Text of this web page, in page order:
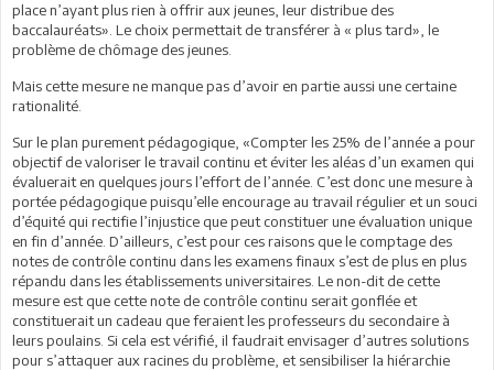
place n’ayant plus rien à offrir aux jeunes, leur distribue des
baccalauréats». Le choix permettait de transférer à « plus tard», le
problème de chômage des jeunes.
Mais cette mesure ne manque pas d’avoir en partie aussi une certaine
rationalité.
Sur le plan purement pédagogique, «Compter les 25% de l’année a pour
objectif de valoriser le travail continu et éviter les aléas d’un examen qui
évaluerait en quelques jours l’effort de l’année. C’est donc une mesure à
portée pédagogique puisqu’elle encourage au travail régulier et un souci
d’équité qui rectifie l’injustice que peut constituer une évaluation unique
en fin d’année. D’ailleurs, c’est pour ces raisons que le comptage des
notes de contrôle continu dans les examens finaux s’est de plus en plus
répandu dans les établissements universitaires. Le non-dit de cette
mesure est que cette note de contrôle continu serait gonflée et
constituerait un cadeau que feraient les professeurs du secondaire à
leurs poulains. Si cela est vérifié, il faudrait envisager d’autres solutions
pour s’attaquer aux racines du problème, et sensibiliser la hiérarchie